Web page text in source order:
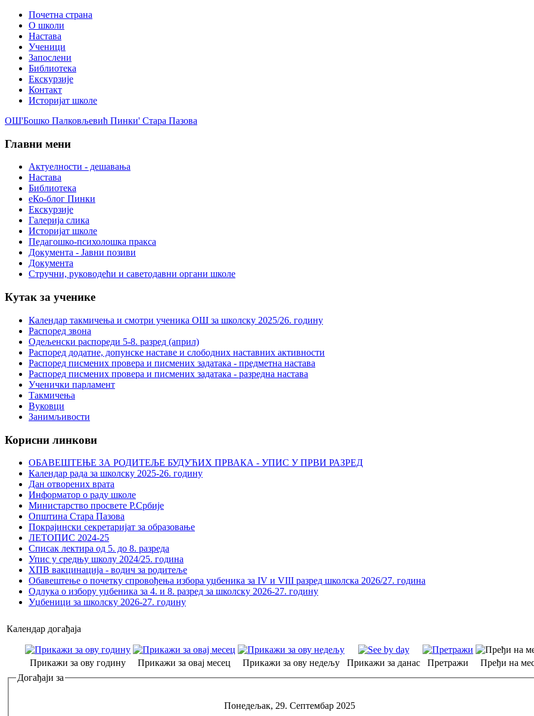
Почетна страна
О школи
Настава
Ученици
Запослени
Библиотека
Екскурзије
Контакт
Историјат школе
ОШ'Бошко Палковљевић Пинки' Стара Пазова
Главни мени
Актуелности - дешавања
Настава
Библиотека
еКо-блог Пинки
Екскурзије
Галерија слика
Историјат школе
Педагошко-психолошка пракса
Документа - Јавни позиви
Документа
Стручни, руководећи и саветодавни органи школе
Кутак за ученике
Календар такмичења и смотри ученика ОШ за школску 2025/26. годину
Распоред звона
Одељенски распореди 5-8. разред (април)
Распоред додатне, допунске наставе и слободних наставних активности
Распоред писмених провера и писмених задатака - предметна настава
Распоред писмених провера и писмених задатака - разредна настава
Ученички парламент
Такмичења
Вуковци
Занимљивости
Корисни линкови
ОБАВЕШТЕЊЕ ЗА РОДИТЕЉЕ БУДУЋИХ ПРВАКА - УПИС У ПРВИ РАЗРЕД
Календар рада за школску 2025-26. годину
Дан отворених врата
Информатор о раду школе
Министарство просвете Р.Србије
Општина Стара Пазова
Покрајински секретаријат за образовање
ЛЕТОПИС 2024-25
Списак лектира од 5. до 8. разреда
Упис у средњу школу 2024/25. година
ХПВ вакцинација - водич за родитеље
Обавештење о почетку спровођења избора уџбеника за IV и VIII разред школска 2026/27. година
Одлука о избору уџбеника за 4. и 8. разред за школску 2026-27. годину
Уџбеници за школску 2026-27. годину
Календар догађаја
Прикажи за ову годину Прикажи за овај месец Прикажи за ову недељу Прикажи за данас Претражи
Пређи на
Догађаји за
Понедељак, 29. Септембар 2025